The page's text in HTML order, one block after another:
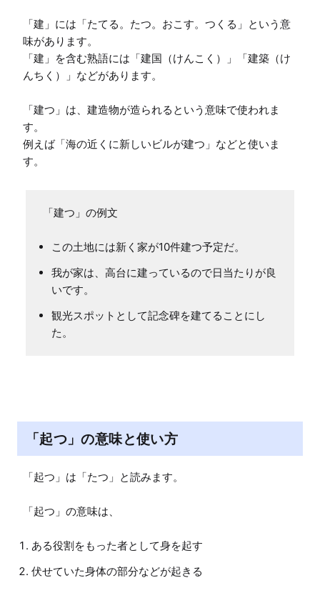
「建」には「たてる。たつ。おこす。つくる」という意
味があります。
「建」を含む熟語には「建国（けんこく）」「建築（け
んちく）」などがあります。
「建つ」は、建造物が造られるという意味で使われま
す。
例えば「海の近くに新しいビルが建つ」などと使いま
す。
「建つ」の例文
この土地には新く家が10件建つ予定だ。
我が家は、高台に建っているので日当たりが良
いです。
観光スポットとして記念碑を建てることにし
た。
「起つ」の意味と使い方
「起つ」は「たつ」と読みます。
「起つ」の意味は、
ある役割をもった者として身を起す
伏せていた身体の部分などが起きる